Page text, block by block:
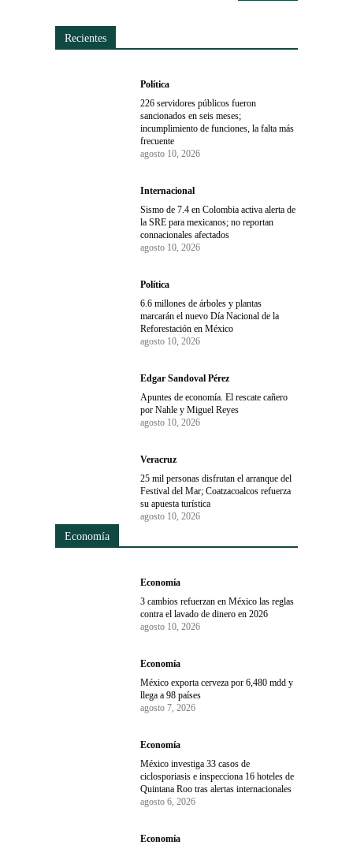
Recientes
Política
226 servidores públicos fueron
sancionados en seis meses;
incumplimiento de funciones, la falta más
frecuente
agosto 10, 2026
Internacional
Sismo de 7.4 en Colombia activa alerta de
la SRE para mexicanos; no reportan
connacionales afectados
agosto 10, 2026
Política
6.6 millones de árboles y plantas
marcarán el nuevo Día Nacional de la
Reforestación en México
agosto 10, 2026
Edgar Sandoval Pérez
Apuntes de economía. El rescate cañero
por Nahle y Miguel Reyes
agosto 10, 2026
Veracruz
25 mil personas disfrutan el arranque del
Festival del Mar; Coatzacoalcos refuerza
su apuesta turística
agosto 10, 2026
Economía
Economía
3 cambios refuerzan en México las reglas
contra el lavado de dinero en 2026
agosto 10, 2026
Economía
México exporta cerveza por 6,480 mdd y
llega a 98 países
agosto 7, 2026
Economía
México investiga 33 casos de
ciclosporiasis e inspecciona 16 hoteles de
Quintana Roo tras alertas internacionales
agosto 6, 2026
Economía